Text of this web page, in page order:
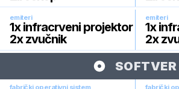
emiteri
1x infracrveni projektor
2x zvučnik
emiteri
1x
2x
SOFTVER
fabrički operativni sistem fabrički